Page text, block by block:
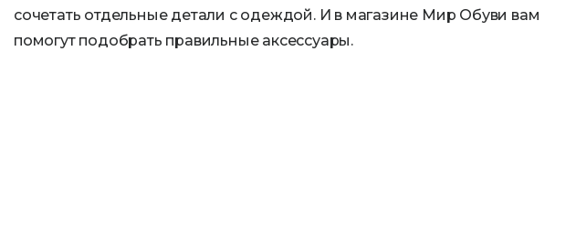
сочетать отдельные детали с одеждой. И в магазине Мир Обуви вам
помогут подобрать правильные аксессуары.